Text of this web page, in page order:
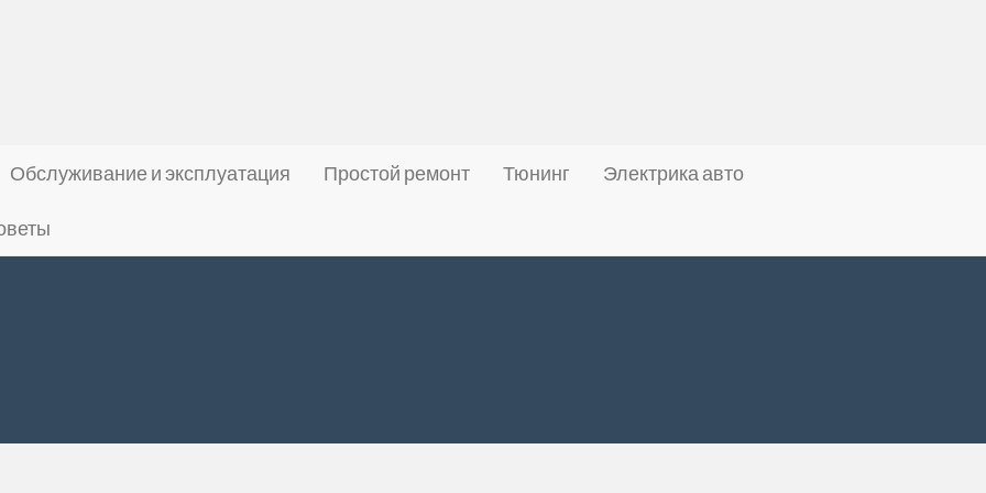
Обслуживание и эксплуатация Простой ремонт Тюнинг Электрика авто